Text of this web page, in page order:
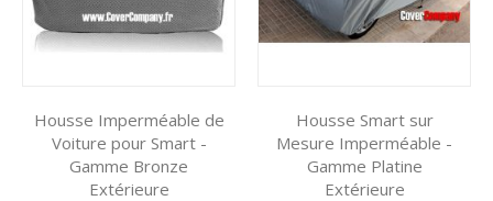
Housse Imperméable de
Voiture pour Smart -
Gamme Bronze
Extérieure
Housse Smart sur
Mesure Imperméable -
Gamme Platine
Extérieure